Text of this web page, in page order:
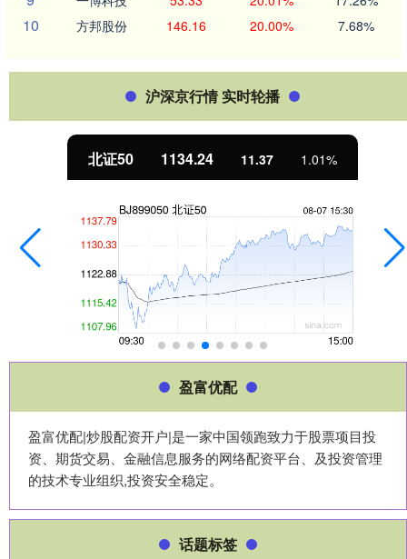
10 方邦股份 146.16 20.00% 7.68%
沪深京行情 实时轮播
北证50 1134.24 11.37 1.01%
盈富优配
盈富优配|炒股配资开户|是一家中国领跑致力于股票项目投
资、期货交易、金融信息服务的网络配资平台、及投资管理
的技术专业组织,投资安全稳定。
话题标签